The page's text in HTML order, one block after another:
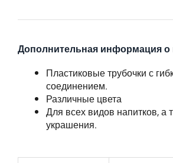
Дополнительная информация о
Пластиковые трубочки с
соединением.
Различные цвета
Для всех видов напитков, а
украшения.